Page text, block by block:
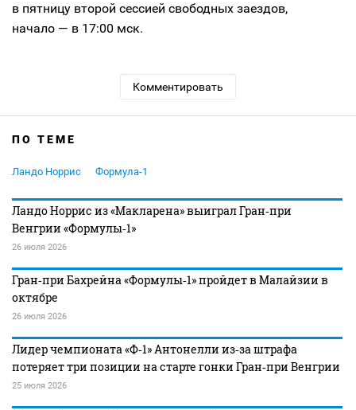
в пятницу второй сессией свободных заездов,
начало — в 17:00 мск.
Комментировать
ПО ТЕМЕ
Ландо Норрис Формула-1
Ландо Норрис из «Макларена» выиграл Гран‑при
Венгрии «Формулы‑1»
26 июля 2026
Гран‑при Бахрейна «Формулы‑1» пройдет в Малайзии в
октябре
26 июля 2026
Лидер чемпионата «Ф‑1» Антонелли из‑за штрафа
потеряет три позиции на старте гонки Гран‑при Венгрии
25 июля 2026